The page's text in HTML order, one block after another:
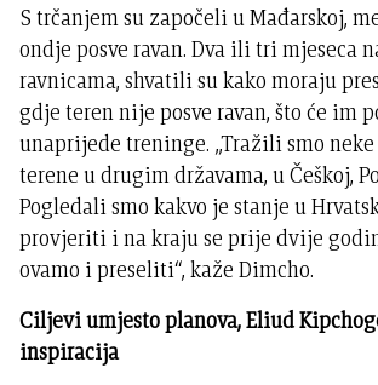
S trčanjem su započeli u Mađarskoj,
ondje posve ravan. Dva ili tri mjeseca
ravnicama, shvatili su kako moraju
gdje teren nije posve ravan, što će im
unaprijede treninge. „Tražili smo
terene u drugim državama, u Češkoj,
Pogledali smo kakvo je stanje u
provjeriti i na kraju se prije dvije
ovamo i preseliti“, kaže Dimcho.
Ciljevi umjesto planova, Eliud
inspiracija